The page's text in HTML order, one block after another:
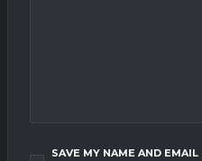
SAVE MY NAME AND EMAIL